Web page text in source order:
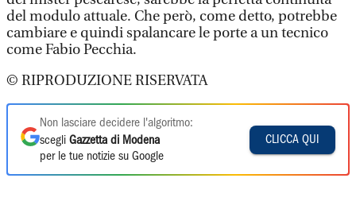
del modulo attuale. Che però, come detto, potrebbe
cambiare e quindi spalancare le porte a un tecnico
come Fabio Pecchia.
© RIPRODUZIONE RISERVATA
Non lasciare decidere l'algoritmo:
scegli Gazzetta di Modena
per le tue notizie su Google
CLICCA QUI